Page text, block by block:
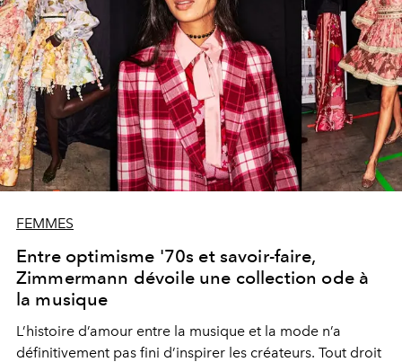
FEMMES
Entre optimisme '70s et savoir-faire,
Zimmermann dévoile une collection ode à
la musique
L’histoire d’amour entre la musique et la mode n’a
définitivement pas fini d’inspirer les créateurs. Tout droit